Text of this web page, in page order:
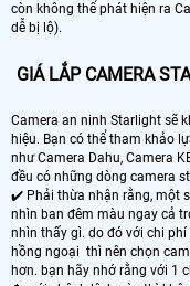
còn không thể phát hiện ra
dễ bị lộ).
GIÁ LẮP CAMERA
Camera an ninh Starlight sẽ
hiệu. Bạn có thể tham khảo
như Camera Dahu, Camera
đều có những dòng camera
✔️ Phải thừa nhận rằng, một
nhìn ban đêm màu ngay cả
nhìn thấy gì. do đó với chi
hồng ngoại thì nên chọn
hơn. bạn hãy nhớ rằng với 1